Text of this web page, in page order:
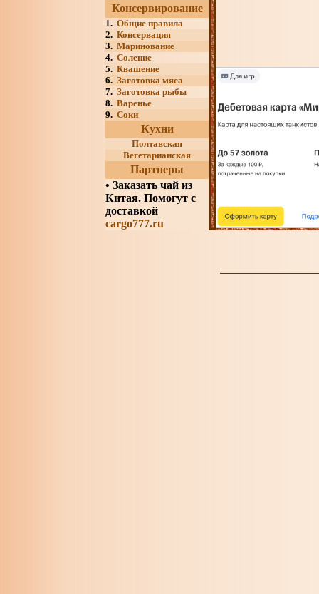
Консервирование
1. Общие правила
2. Консервация
3. Маринование
4. Соление
5. Квашение
6. Заготовка мяса
7. Заготовка рыбы
8. Варенье
9. Соки
Кухни
Полтавская
Вегетарианская
Партнеры
• Заказать чай из
Китая. Помогут с
доставкой
cargo777.ru